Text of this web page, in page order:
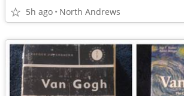
5h ago North Andrews